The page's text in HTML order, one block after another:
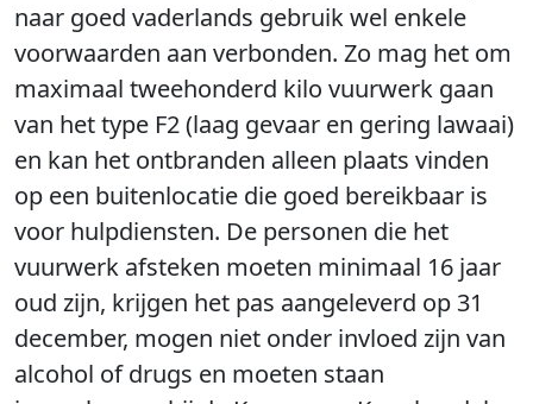
naar goed vaderlands gebruik wel enkele
voorwaarden aan verbonden. Zo mag het om
maximaal tweehonderd kilo vuurwerk gaan
van het type F2 (laag gevaar en gering lawaai)
en kan het ontbranden alleen plaats vinden
op een buitenlocatie die goed bereikbaar is
voor hulpdiensten. De personen die het
vuurwerk afsteken moeten minimaal 16 jaar
oud zijn, krijgen het pas aangeleverd op 31
december, mogen niet onder invloed zijn van
alcohol of drugs en moeten staan